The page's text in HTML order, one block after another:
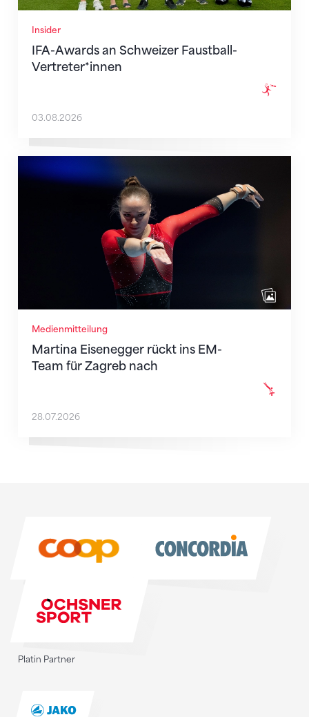
Insider
IFA-Awards an Schweizer Faustball-
Vertreter*innen
03.08.2026
Medienmitteilung
Martina Eisenegger rückt ins EM-
Team für Zagreb nach
28.07.2026
Platin Partner